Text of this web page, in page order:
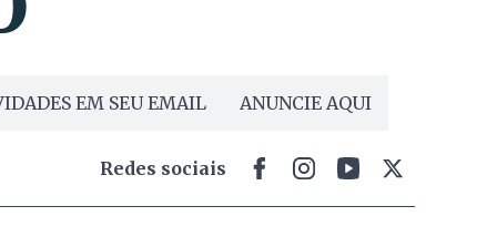
EM SEU EMAIL ANUNCIE AQUI
Redes sociais